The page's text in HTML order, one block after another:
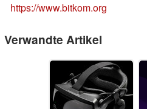
https://www.bitkom.org
Verwandte Artikel